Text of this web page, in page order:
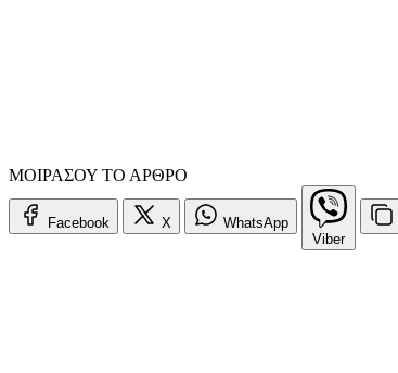
ΜΟΙΡΑΣΟΥ ΤΟ ΑΡΘΡΟ
Facebook X
WhatsApp
Viber